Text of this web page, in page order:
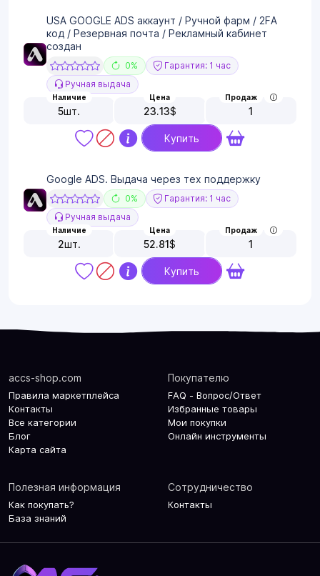
USA GOOGLE ADS аккаунт / Ручной фарм / 2FA
код / Резервная почта / Рекламный кабинет
создан
0%
Гарантия: 1 час
Ручная выдача
Наличие
5шт.
Цена
23.13$
Продаж
1
Купить
Google ADS. Выдача через тех поддержку
0%
Гарантия: 1 час
Ручная выдача
Наличие
2шт.
Цена
52.81$
Продаж
1
Купить
accs-shop.com
Правила маркетплейса
Контакты
Все категории
Блог
Карта сайта
Покупателю
FAQ - Вопрос/Ответ
Избранные товары
Мои покупки
Онлайн инструменты
Полезная информация
Как покупать?
База знаний
Сотрудничество
Контакты